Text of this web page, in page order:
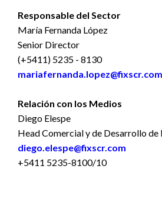
Responsable del Sector
María Fernanda López
Senior Director
(+5411) 5235 - 8130
mariafernanda.lopez@fixscr.com
Relación con los Medios
Diego Elespe
Head Comercial y de Desarrollo de
diego.elespe@fixscr.com
+5411 5235-8100/10